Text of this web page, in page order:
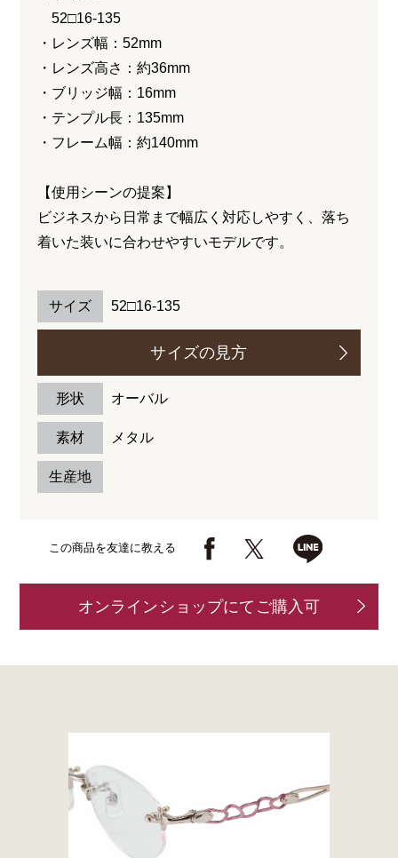
52□16-135
・レンズ幅：52mm
・レンズ高さ：約36mm
・ブリッジ幅：16mm
・テンプル長：135mm
・フレーム幅：約140mm
【使用シーンの提案】
ビジネスから日常まで幅広く対応しやすく、落ち
着いた装いに合わせやすいモデルです。
サイズ 52□16-135
サイズの見方
形状 オーバル
素材 メタル
生産地
この商品を友達に教える
オンラインショップにてご購入可